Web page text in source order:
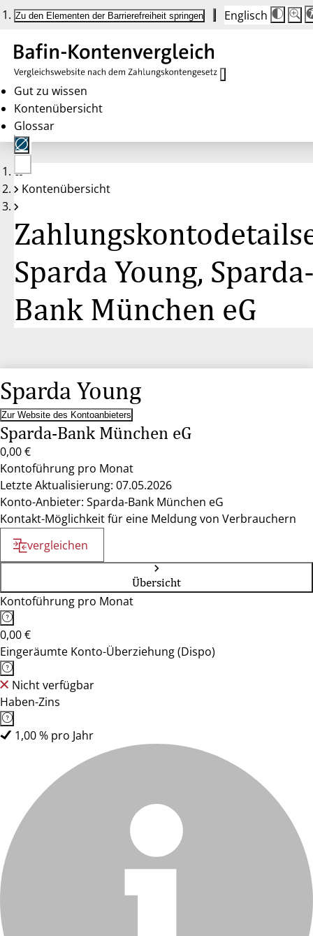
Zu den Elementen der Barrierefreiheit springen Englisch
Die
auf
100
100
Gut zu wissen
Kontenübersicht
Glossar
Keine
Konten
Kontenübersicht
Sparda Young,
Bank München eG
Sparda Young
Zur Website des Kontoanbieters
Sparda-Bank München eG
0,00 €
Kontoführung pro Monat
Letzte Aktualisierung: 07.05.2026
Konto-Anbieter: Sparda-Bank München eG
Kontakt-Möglichkeit für eine Meldung von Verbrauchern
vergleichen
Übersicht
Kontoführung pro Monat
0,00 €
Eingeräumte Konto-Überziehung (Dispo)
Nicht verfügbar
Haben-Zins
1,00 % pro Jahr